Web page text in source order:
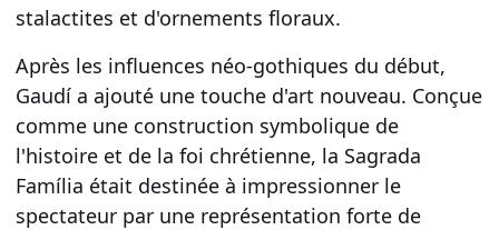
stalactites et d'ornements floraux.
Après les influences néo-gothiques du début,
Gaudí a ajouté une touche d'art nouveau. Conçue
comme une construction symbolique de
l'histoire et de la foi chrétienne, la Sagrada
Família était destinée à impressionner le
spectateur par une représentation forte de